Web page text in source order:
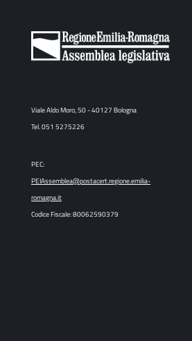
Viale Aldo Moro, 50 - 40127 Bologna
Tel. 051 5275226
PEC:
PEIAssemblea@postacert.regione.emilia-
romagna.it
Codice Fiscale: 80062590379